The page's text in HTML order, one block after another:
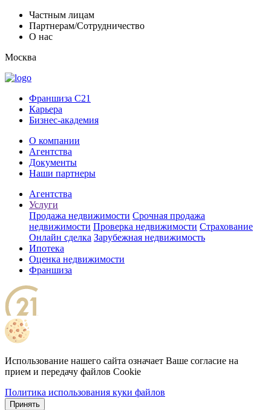
Частным лицам
Партнерам/Сотрудничество
О нас
Москва
Франшиза C21
Карьера
Бизнес-академия
О компании
Агентства
Документы
Наши партнеры
Агентства
Услуги
Продажа недвижимости Срочная продажа
недвижимости Проверка недвижимости Страхование
Онлайн сделка Зарубежная недвижимость
Ипотека
Оценка недвижимости
Франшиза
Использование нашего сайта означает Ваше согласие на
прием и передачу файлов Cookie
Политика использования куки файлов
Принять